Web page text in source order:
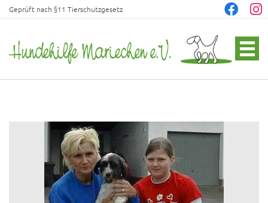
Geprüft nach §11 Tierschutzgesetz